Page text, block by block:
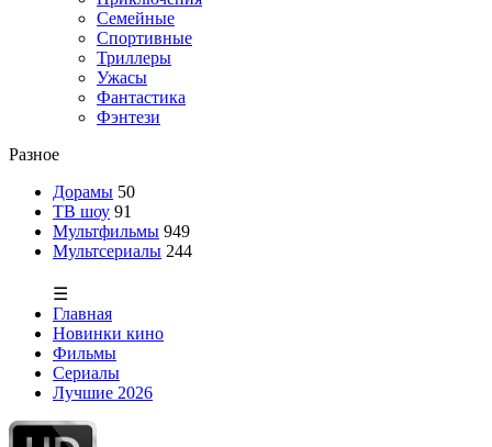
Семейные
Спортивные
Триллеры
Ужасы
Фантастика
Фэнтези
Разное
Дорамы 50
ТВ шоу 91
Мультфильмы 949
Мультсериалы 244
☰
Главная
Новинки кино
Фильмы
Сериалы
Лучшие 2026